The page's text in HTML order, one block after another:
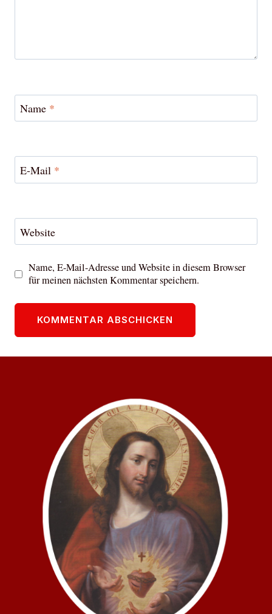
Name *
E-Mail *
Website
Name, E-Mail-Adresse und Website in diesem Browser
für meinen nächsten Kommentar speichern.